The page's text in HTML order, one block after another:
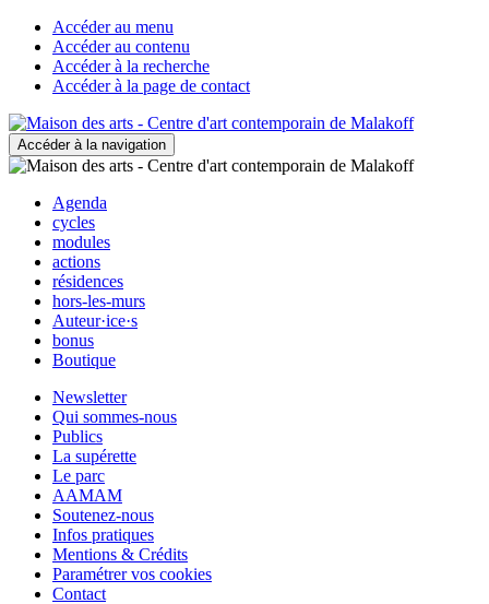
Accéder au menu
Accéder au contenu
Accéder à la recherche
Accéder à la page de contact
Accéder à la navigation
Agenda
cycles
modules
actions
résidences
hors-les-murs
Auteur·ice·s
bonus
Boutique
Newsletter
Qui sommes-nous
Publics
La supérette
Le parc
AAMAM
Soutenez-nous
Infos pratiques
Mentions & Crédits
Paramétrer vos cookies
Contact